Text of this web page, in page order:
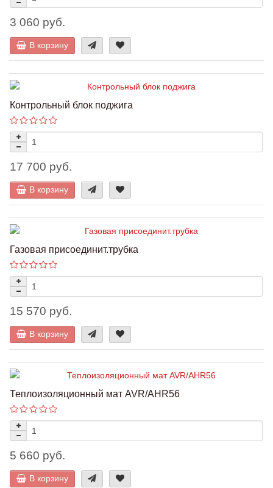
3 060 руб.
В корзину
Контрольный блок поджига
17 700 руб.
В корзину
Газовая присоединит.трубка
15 570 руб.
В корзину
Теплоизоляционный мат AVR/AHR56
5 660 руб.
В корзину